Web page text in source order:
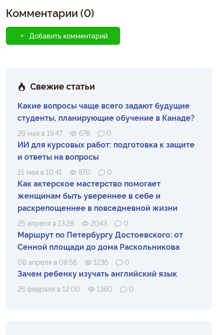
Комментарии (0)
Добавить комментарий
Свежие статьи
Какие вопросы чаще всего задают будущие
студенты, планирующие обучение в Канаде?
29 мая в 19:47 678 0
ИИ для курсовых работ: подготовка к защите
и ответы на вопросы
15 мая в 10:41 870 0
Как актерское мастерство помогает
женщинам быть увереннее в себе и
раскрепощеннее в повседневной жизни
25 апреля в 13:28 2043 0
Маршрут по Петербургу Достоевского: от
Сенной площади до дома Раскольникова
08 апреля в 08:56 1236 0
Зачем ребенку изучать английский язык
26 февраля в 12:00 1360 0